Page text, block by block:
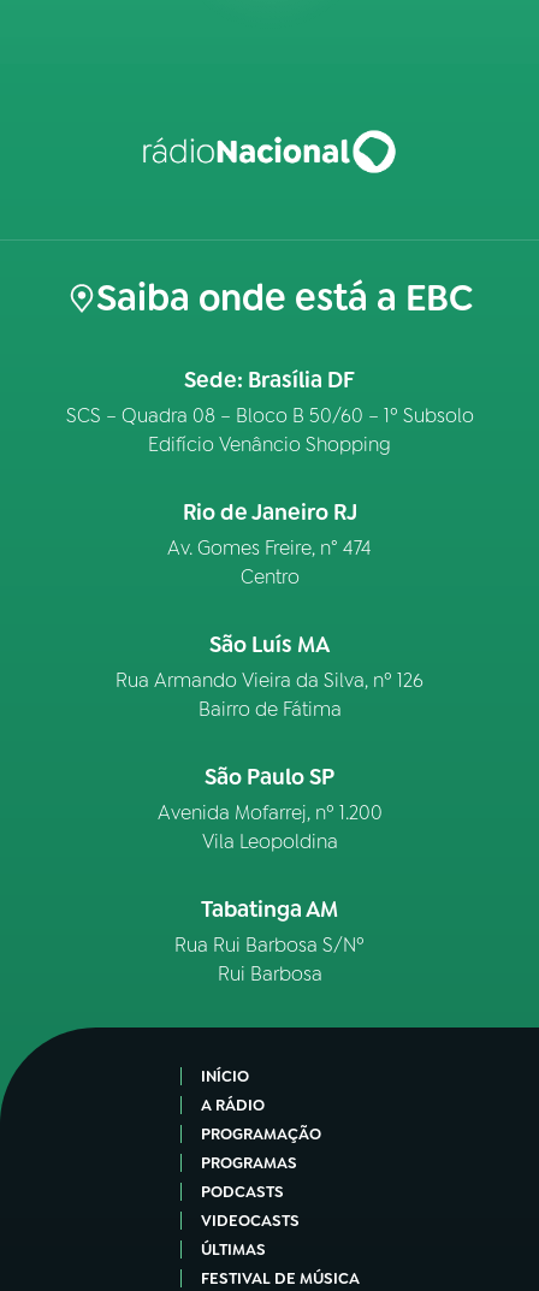
Saiba onde está a EBC
Sede: Brasília DF
SCS – Quadra 08 – Bloco B 50/60 – 1º Subsolo
Edifício Venâncio Shopping
Rio de Janeiro RJ
Av. Gomes Freire, n° 474
Centro
São Luís MA
Rua Armando Vieira da Silva, nº 126
Bairro de Fátima
São Paulo SP
Avenida Mofarrej, nº 1.200
Vila Leopoldina
Tabatinga AM
Rua Rui Barbosa S/Nº
Rui Barbosa
INÍCIO
A RÁDIO
PROGRAMAÇÃO
PROGRAMAS
PODCASTS
VIDEOCASTS
ÚLTIMAS
FESTIVAL DE MÚSICA